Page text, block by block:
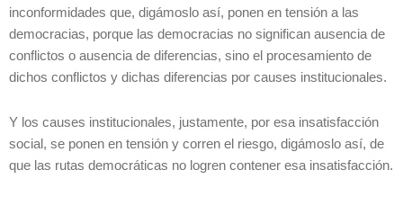
inconformidades que, digámoslo así, ponen en tensión a las
democracias, porque las democracias no significan ausencia de
conflictos o ausencia de diferencias, sino el procesamiento de
dichos conflictos y dichas diferencias por causes institucionales.
Y los causes institucionales, justamente, por esa insatisfacción
social, se ponen en tensión y corren el riesgo, digámoslo así, de
que las rutas democráticas no logren contener esa insatisfacción.